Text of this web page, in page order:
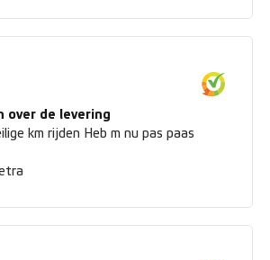
over de levering
km rijden Heb m nu pas paas